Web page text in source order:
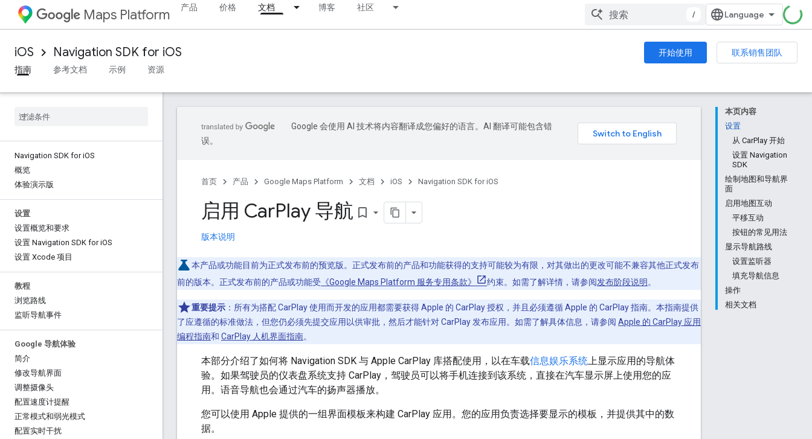
Maps Platform 产品 价格 文档 博客 社区
/
iOS Navigation SDK for iOS 开始使用
联系销售团队
指南
参考文档 示例 资源
Navigation SDK for iOS
概览
体验演示版
设置
设置概览和要求
设置 Navigation SDK for iOS
设置 Xcode 项目
教程
浏览路线
监听导航事件
Google 导航体验
简介
修改导航界面
调整摄像头
配置速度计提醒
正常模式和弱光模式
配置实时干扰
本页内容
设置
从 CarPlay 开始
设置 Navigation
SDK
绘制地图和导航界
面
启用地图互动
平移互动
按钮的常见用法
显示导航路线
设置监听器
填充导航信息
操作
相关文档
Google 会使用 AI 技术将内容翻译成您偏好的语言。AI 翻译可能包含错
误。
首页 产品 Google Maps Platform 文档 iOS Navigation SDK for iOS
启用 CarPlay 导航 bookmark_border
版本说明
本产品或功能目前为正式发布前的预览版。正式发布前的产品和功能获得的支持可能较为有限，对其做出的更改可能不兼容其他正式发布
前的版本。正式发布前的产品或功能受 《Google Maps Platform 服务专用条款》 约束。如需了解详情，请参阅发布阶段说明 。
重要提示 ：所有为搭配 CarPlay 使用而开发的应用都需要获得 Apple 的 CarPlay 授权，并且必须遵循 Apple 的 CarPlay 指南。本指南提供
了应遵循的标准做法，但您仍必须先提交应用以供审批，然后才能针对 CarPlay 发布应用。如需了解具体信息，请参阅 Apple 的 CarPlay 应用
编程指南和 CarPlay 人机界面指南。
本部分介绍了如何将 Navigation SDK 与 Apple CarPlay 库搭配使用，以在车载信息娱乐系统上显示应用的导航体
验。如果驾驶员的仪表盘系统支持 CarPlay，驾驶员可以将手机连接到该系统，直接在汽车显示屏上使用您的应
用。语音导航也会通过汽车的扬声器播放。
您可以使用 Apple 提供的一组界面模板来构建 CarPlay 应用。您的应用负责选择要显示的模板，并提供其中的数
据。